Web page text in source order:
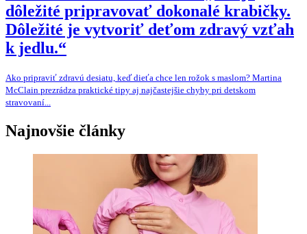
dôležité pripravovať dokonalé krabičky.
Dôležité je vytvoriť deťom zdravý vzťah
k jedlu.“
Ako pripraviť zdravú desiatu, keď dieťa chce len rožok s maslom? Martina
McClain prezrádza praktické tipy aj najčastejšie chyby pri detskom
stravovaní...
Najnovšie články